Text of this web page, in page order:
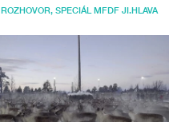
ROZHOVOR, SPECIÁL MFDF JI.HLAVA